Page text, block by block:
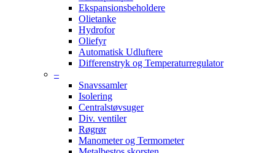
Ekspansionsbeholdere
Olietanke
Hydrofor
Oliefyr
Automatisk Udluftere
Differenstryk og Temperaturregulator
–
Snavssamler
Isolering
Centralstøvsuger
Div. ventiler
Røgrør
Manometer og Termometer